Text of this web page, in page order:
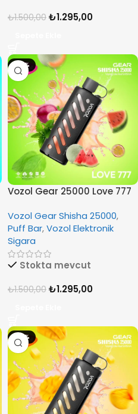
₺1.500,00 ₺1.295,00
-14%
Vozol Gear 25000 Love 777
Vozol Gear Shisha 25000,
Puff Bar,Vozol Elektronik
Sigara
Stokta mevcut
₺1.500,00 ₺1.295,00
-14%